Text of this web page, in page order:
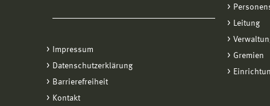
Impressum
Datenschutzerklärung
Barrierefreiheit
Kontakt
Leitung
Gremien